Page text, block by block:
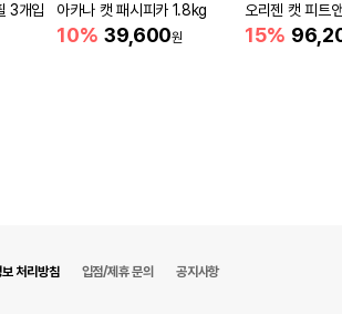
3개입 아카나 캣 패시피카 1.8kg
10% 39,600원
오리젠 캣 피트
15%
처리방침 입점/제휴 문의 공지사항